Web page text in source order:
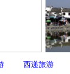
西递旅游